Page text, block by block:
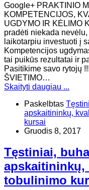
Google+ PRAKTINIO
KOMPETENCIJOS,
UGDYMO IR KĖLIMO
pradėti niekada
laikotarpiu investuoti į
Kompetencijos
tai puikūs rezultatai ir
Pasitikime savo rytojų
ŠVIETIMO…
Skaityti daugiau ...
Paskelbtas
apskaitininkų,
kursai
Gruodis 8, 2017
Tęstiniai,
tobulinimo